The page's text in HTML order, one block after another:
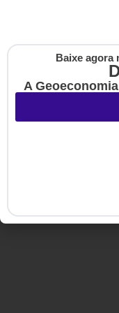
Copyright © 2020-
Baixe agora
A